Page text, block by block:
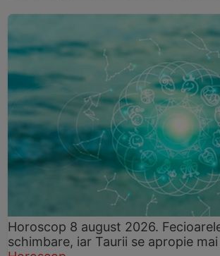
Horoscop 8 august 2026.
schimbare, iar Taurii se apropie